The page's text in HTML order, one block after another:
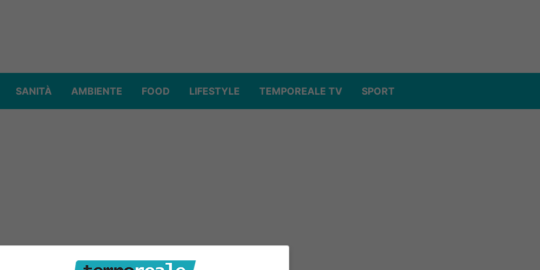
SANITÀ AMBIENTE FOOD LIFESTYLE TEMPOREALE TV SPORT